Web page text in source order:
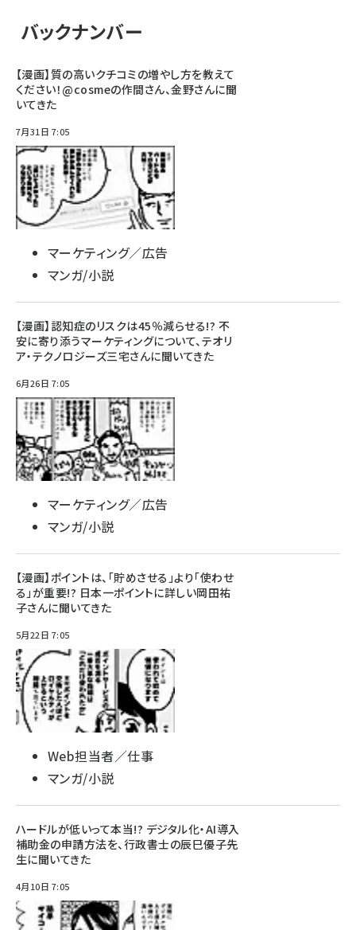
バックナンバー
【漫画】質の高いクチコミの増やし方を教えて
ください！@cosmeの作間さん、金野さんに聞
いてきた
7月31日 7:05
マーケティング／広告
マンガ/小説
【漫画】認知症のリスクは45％減らせる!? 不
安に寄り添うマーケティングについて、テオリ
ア・テクノロジーズ三宅さんに聞いてきた
6月26日 7:05
マーケティング／広告
マンガ/小説
【漫画】ポイントは、「貯めさせる」より「使わせ
る」が重要!? 日本一ポイントに詳しい岡田祐
子さんに聞いてきた
5月22日 7:05
Web担当者／仕事
マンガ/小説
ハードルが低いって本当!? デジタル化・AI導入
補助金の申請方法を、行政書士の辰巳優子先
生に聞いてきた
4月10日 7:05